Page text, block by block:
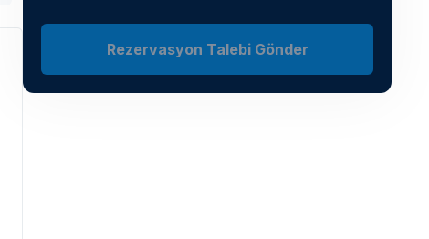
Rezervasyon Talebi Gönder